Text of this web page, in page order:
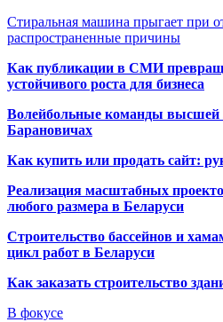
Стиральная машина прыгает при
распространенные причины
Как публикации в СМИ
устойчивого роста для бизнеса
Волейбольные команды высшей
Барановичах
Как купить или продать сайт:
Реализация масштабных
любого размера в Беларуси
Строительство бассейнов и
цикл работ в Беларуси
Как заказать строительство
В фокусе